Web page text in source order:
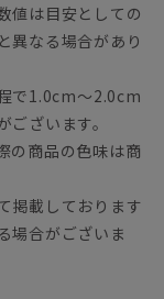
値は目安としての
異なる場合があり
で1.0cm～2.0cm
ざいます。
の商品の色味は商
掲載しております
場合がございま